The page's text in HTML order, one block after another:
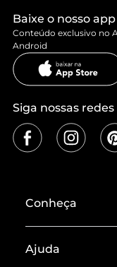
Aproveite o melhor
Baixe o nosso app
Conteúdo exclusivo no
Android
Siga nossas redes
Conheça
Termos de Uso
Ajuda